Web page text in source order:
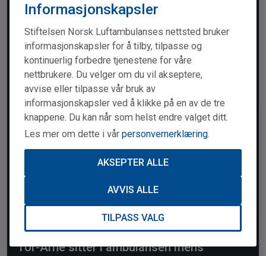
Informasjonskapsler
Stiftelsen Norsk Luftambulanses nettsted bruker
informasjonskapsler for å tilby, tilpasse og
kontinuerlig forbedre tjenestene for våre
nettbrukere. Du velger om du vil akseptere,
avvise eller tilpasse vår bruk av
informasjonskapsler ved å klikke på en av de tre
knappene. Du kan når som helst endre valget ditt.
Les mer om dette i vår personvernerklæring.
AKSEPTER ALLE
AVVIS ALLE
TILPASS VALG
Tor-Arne sitter i ambulansen mens